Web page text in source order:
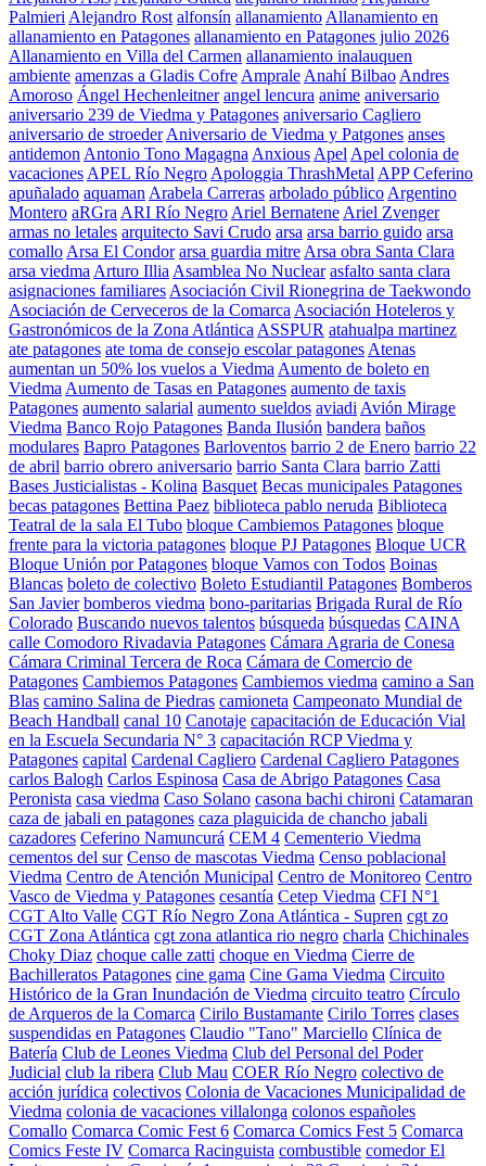
Palmieri Alejandro Rost alfonsín allanamiento Allanamiento en
allanamiento en Patagones allanamiento en Patagones julio 2026
Allanamiento en Villa del Carmen allanamiento inalauquen
ambiente amenzas a Gladis Cofre Amprale Anahí Bilbao Andres
Amoroso Ángel Hechenleitner angel lencura anime aniversario
aniversario 239 de Viedma y Patagones aniversario Cagliero
aniversario de stroeder Aniversario de Viedma y Patgones anses
antidemon Antonio Tono Magagna Anxious Apel Apel colonia de
vacaciones APEL Río Negro Apologgia ThrashMetal APP Ceferino
apuñalado aquaman Arabela Carreras arbolado público Argentino
Montero aRGra ARI Río Negro Ariel Bernatene Ariel Zvenger
armas no letales arquitecto Savi Crudo arsa arsa barrio guido arsa
comallo Arsa El Condor arsa guardia mitre Arsa obra Santa Clara
arsa viedma Arturo Illia Asamblea No Nuclear asfalto santa clara
asignaciones familiares Asociación Civil Rionegrina de Taekwondo
Asociación de Cerveceros de la Comarca Asociación Hoteleros y
Gastronómicos de la Zona Atlántica ASSPUR atahualpa martinez
ate patagones ate toma de consejo escolar patagones Atenas
aumentan un 50% los vuelos a Viedma Aumento de boleto en
Viedma Aumento de Tasas en Patagones aumento de taxis
Patagones aumento salarial aumento sueldos aviadi Avión Mirage
Viedma Banco Rojo Patagones Banda Ilusión bandera baños
modulares Bapro Patagones Barloventos barrio 2 de Enero barrio 22
de abril barrio obrero aniversario barrio Santa Clara barrio Zatti
Bases Justicialistas - Kolina Basquet Becas municipales Patagones
becas patagones Bettina Paez biblioteca pablo neruda Biblioteca
Teatral de la sala El Tubo bloque Cambiemos Patagones bloque
frente para la victoria patagones bloque PJ Patagones Bloque UCR
Bloque Unión por Patagones bloque Vamos con Todos Boinas
Blancas boleto de colectivo Boleto Estudiantil Patagones Bomberos
San Javier bomberos viedma bono-paritarias Brigada Rural de Río
Colorado Buscando nuevos talentos búsqueda búsquedas CAINA
calle Comodoro Rivadavia Patagones Cámara Agraria de Conesa
Cámara Criminal Tercera de Roca Cámara de Comercio de
Patagones Cambiemos Patagones Cambiemos viedma camino a San
Blas camino Salina de Piedras camioneta Campeonato Mundial de
Beach Handball canal 10 Canotaje capacitación de Educación Vial
en la Escuela Secundaria N° 3 capacitación RCP Viedma y
Patagones capital Cardenal Cagliero Cardenal Cagliero Patagones
carlos Balogh Carlos Espinosa Casa de Abrigo Patagones Casa
Peronista casa viedma Caso Solano casona bachi chironi Catamaran
caza de jabali en patagones caza plaguicida de chancho jabali
cazadores Ceferino Namuncurá CEM 4 Cementerio Viedma
cementos del sur Censo de mascotas Viedma Censo poblacional
Viedma Centro de Atención Municipal Centro de Monitoreo Centro
Vasco de Viedma y Patagones cesantía Cetep Viedma CFI N°1
CGT Alto Valle CGT Río Negro Zona Atlántica - Supren cgt zo
CGT Zona Atlántica cgt zona atlantica rio negro charla Chichinales
Choky Diaz choque calle zatti choque en Viedma Cierre de
Bachilleratos Patagones cine gama Cine Gama Viedma Circuito
Histórico de la Gran Inundación de Viedma circuito teatro Círculo
de Arqueros de la Comarca Cirilo Bustamante Cirilo Torres clases
suspendidas en Patagones Claudio "Tano" Marciello Clínica de
Batería Club de Leones Viedma Club del Personal del Poder
Judicial club la ribera Club Mau COER Río Negro colectivo de
acción jurídica colectivos Colonia de Vacaciones Municipalidad de
Viedma colonia de vacaciones villalonga colonos españoles
Comallo Comarca Comic Fest 6 Comarca Comics Fest 5 Comarca
Comics Feste IV Comarca Racinguista combustible comedor El